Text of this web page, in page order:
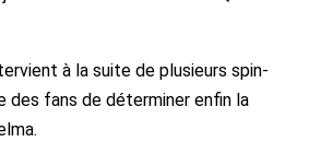
à la suite de plusieurs spin-
des fans de déterminer enfin la